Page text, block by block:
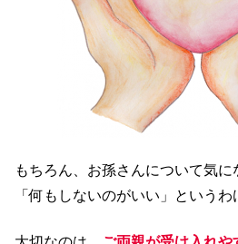
もちろん、お孫さんについて気に
「何もしないのがいい」というわ